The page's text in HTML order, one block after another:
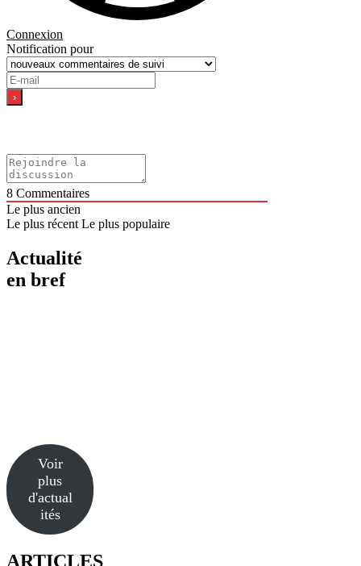
Connexion
Notification pour
8 Commentaires
Le plus ancien
Le plus récent Le plus populaire
Actualité
en bref
Voir
plus
d'actual
ités
ARTICLES